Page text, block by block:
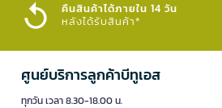
คืนสินค้าได้ภายใน 14 วัน
หลังได้รับสินค้า*
ศูนย์บริการลูกค้าบีทูเอส
ทุกวัน เวลา 8.30-18.00 น.